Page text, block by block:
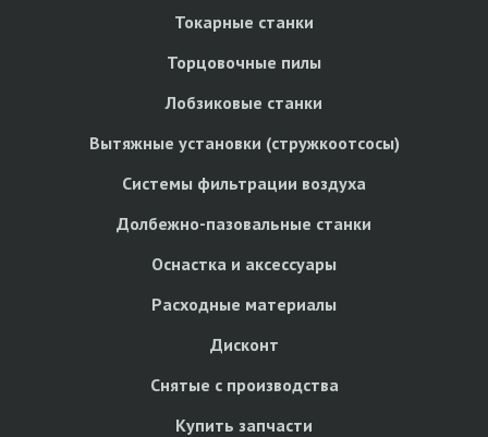
Токарные станки
Торцовочные пилы
Лобзиковые станки
Вытяжные установки (стружкоотсосы)
Системы фильтрации воздуха
Долбежно-пазовальные станки
Оснастка и аксессуары
Расходные материалы
Дисконт
Снятые с производства
Купить запчасти